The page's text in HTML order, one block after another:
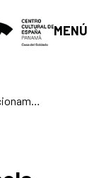
MENÚ